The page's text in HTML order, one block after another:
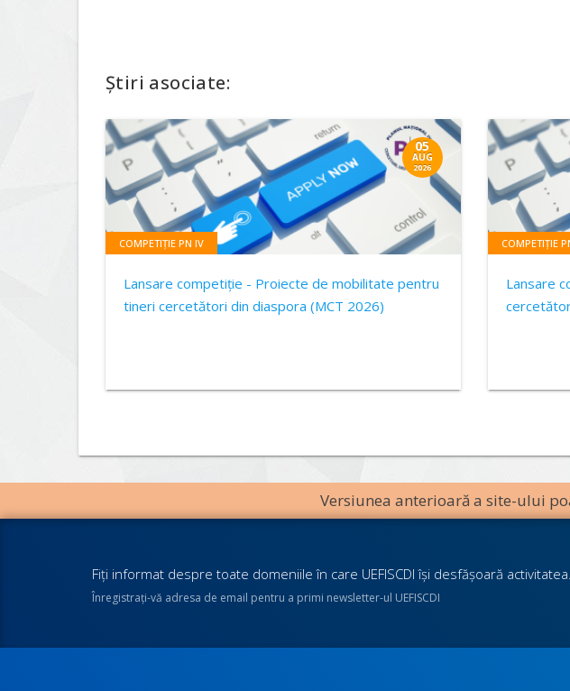
Știri asociate:
05
AUG
2026
COMPETIȚIE PN IV
Lansare competiție - Proiecte de mobilitate pentru
tineri cercetători din diaspora (MCT 2026)
COMPETIȚIE
Lansare
Versiunea anterioară a site-ului
Fiţi informat despre toate domeniile în care UEFISCDI îşi desfăşoară activitatea.
Înregistraţi-vă adresa de email pentru a primi newsletter-ul UEFISCDI